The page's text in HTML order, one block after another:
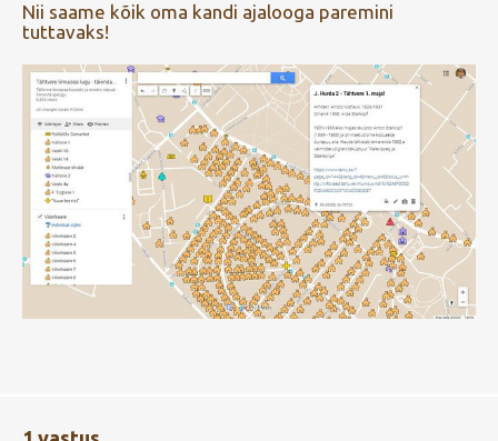
Nii saame kõik oma kandi ajalooga paremini
tuttavaks!